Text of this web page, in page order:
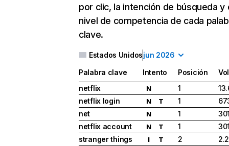
por clic, la intención de búsqueda y
nivel de competencia de cada
clave.
Estados Unidosjun 2026
Palabra clave Intento Posición
netflix
N 1
netflix login
N T 1
net
N 1
netflix account
N T 1
stranger things
I T 2